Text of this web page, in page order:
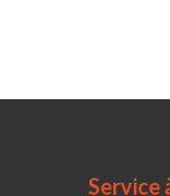
Service